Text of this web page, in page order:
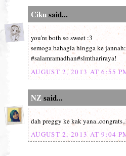
Cikusaid...
you're both so sweet :3
semoga bahagia hingga ke
#salamramadhan#slmthariraya!
AUGUST 2, 2013 AT 6:55
NZsaid...
dah preggy ke kak
AUGUST 2, 2013 AT 9:04